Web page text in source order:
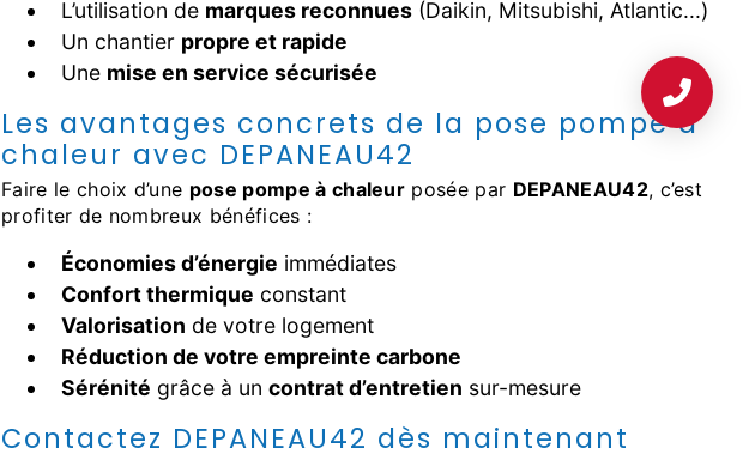
L’utilisation de marques reconnues (Daikin, Mitsubishi, Atlantic...)
Un chantier propre et rapide
Une mise en service sécurisée
Les avantages concrets de la pose pompe à
chaleur avec DEPANEAU42
Faire le choix d’une pose pompe à chaleur posée par DEPANEAU42, c’est
profiter de nombreux bénéfices :
Économies d’énergie immédiates
Confort thermique constant
Valorisation de votre logement
Réduction de votre empreinte carbone
Sérénité grâce à un contrat d’entretien sur-mesure
Contactez DEPANEAU42 dès maintenant